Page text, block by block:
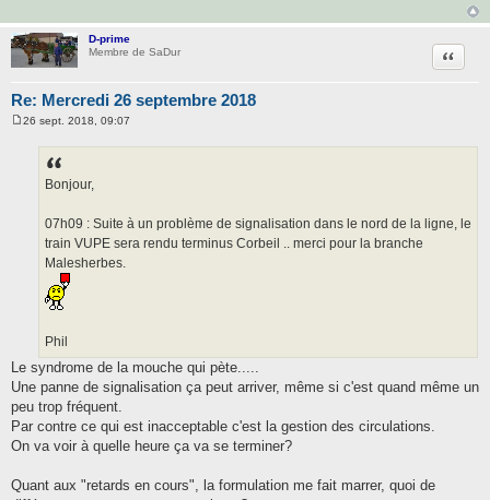
e
D-prime
Membre de SaDur
Re: Mercredi 26 septembre 2018
26 sept. 2018, 09:07
Bonjour,
07h09 : Suite à un problème de signalisation dans le nord de la ligne, le
train VUPE sera rendu terminus Corbeil .. merci pour la branche
Malesherbes.
Phil
Le syndrome de la mouche qui pète.....
Une panne de signalisation ça peut arriver, même si c'est quand même un
peu trop fréquent.
Par contre ce qui est inacceptable c'est la gestion des circulations.
On va voir à quelle heure ça va se terminer?
Quant aux "retards en cours", la formulation me fait marrer, quoi de